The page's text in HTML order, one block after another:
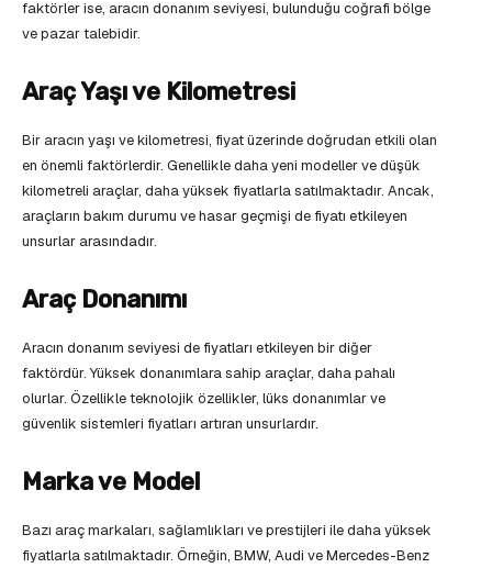
faktörler ise, aracın donanım seviyesi, bulunduğu coğrafi bölge
ve pazar talebidir.
Araç Yaşı ve Kilometresi
Bir aracın yaşı ve kilometresi, fiyat üzerinde doğrudan etkili olan
en önemli faktörlerdir. Genellikle daha yeni modeller ve düşük
kilometreli araçlar, daha yüksek fiyatlarla satılmaktadır. Ancak,
araçların bakım durumu ve hasar geçmişi de fiyatı etkileyen
unsurlar arasındadır.
Araç Donanımı
Aracın donanım seviyesi de fiyatları etkileyen bir diğer
faktördür. Yüksek donanımlara sahip araçlar, daha pahalı
olurlar. Özellikle teknolojik özellikler, lüks donanımlar ve
güvenlik sistemleri fiyatları artıran unsurlardır.
Marka ve Model
Bazı araç markaları, sağlamlıkları ve prestijleri ile daha yüksek
fiyatlarla satılmaktadır. Örneğin, BMW, Audi ve Mercedes-Benz